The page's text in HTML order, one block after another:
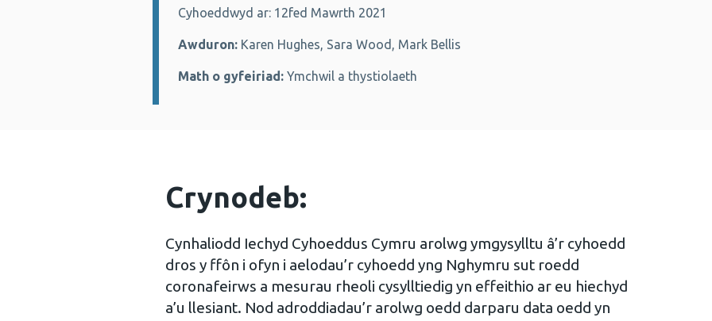
Manylion:
Cyhoeddwyd ar: 12fed Mawrth 2021
Awduron: Karen Hughes, Sara Wood, Mark Bellis
Math o gyfeiriad: Ymchwil a thystiolaeth
Crynodeb:
Cynhaliodd Iechyd Cyhoeddus Cymru arolwg ymgysylltu â’r cyhoedd
dros y ffôn i ofyn i aelodau’r cyhoedd yng Nghymru sut roedd
coronafeirws a mesurau rheoli cysylltiedig yn effeithio ar eu hiechyd
a’u llesiant. Nod adroddiadau’r arolwg oedd darparu data oedd yn